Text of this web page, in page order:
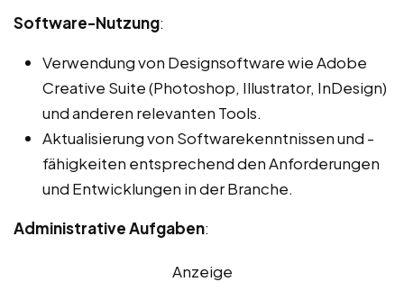
Software-Nutzung:
Verwendung von Designsoftware wie Adobe
Creative Suite (Photoshop, Illustrator, InDesign)
und anderen relevanten Tools.
Aktualisierung von Softwarekenntnissen und -
fähigkeiten entsprechend den Anforderungen
und Entwicklungen in der Branche.
Administrative Aufgaben:
Anzeige